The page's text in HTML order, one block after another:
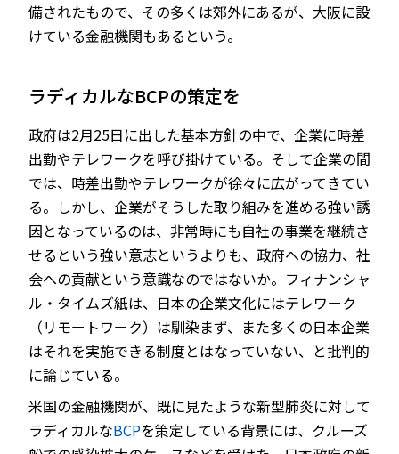
備されたもので、その多くは郊外にあるが、大阪に設
けている金融機関もあるという。
ラディカルなBCPの策定を
政府は2月25日に出した基本方針の中で、企業に時差
出勤やテレワークを呼び掛けている。そして企業の間
では、時差出勤やテレワークが徐々に広がってきてい
る。しかし、企業がそうした取り組みを進める強い誘
因となっているのは、非常時にも自社の事業を継続さ
せるという強い意志というよりも、政府への協力、社
会への貢献という意識なのではないか。フィナンシャ
ル・タイムズ紙は、日本の企業文化にはテレワーク
（リモートワーク）は馴染まず、また多くの日本企業
はそれを実施できる制度とはなっていない、と批判的
に論じている。
米国の金融機関が、既に見たような新型肺炎に対して
ラディカルなBCPを策定している背景には、クルーズ